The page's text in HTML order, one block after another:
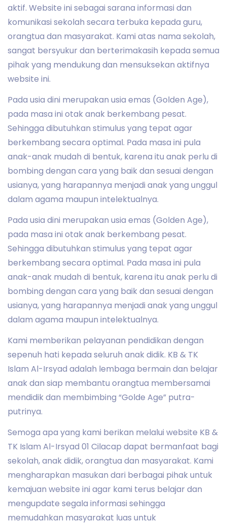
aktif. Website ini sebagai sarana informasi dan
komunikasi sekolah secara terbuka kepada guru,
orangtua dan masyarakat. Kami atas nama sekolah,
sangat bersyukur dan berterimakasih kepada semua
pihak yang mendukung dan mensuksekan aktifnya
website ini.
Pada usia dini merupakan usia emas (Golden Age),
pada masa ini otak anak berkembang pesat.
Sehingga dibutuhkan stimulus yang tepat agar
berkembang secara optimal. Pada masa ini pula
anak-anak mudah di bentuk, karena itu anak perlu di
bombing dengan cara yang baik dan sesuai dengan
usianya, yang harapannya menjadi anak yang unggul
dalam agama maupun intelektualnya.
Pada usia dini merupakan usia emas (Golden Age),
pada masa ini otak anak berkembang pesat.
Sehingga dibutuhkan stimulus yang tepat agar
berkembang secara optimal. Pada masa ini pula
anak-anak mudah di bentuk, karena itu anak perlu di
bombing dengan cara yang baik dan sesuai dengan
usianya, yang harapannya menjadi anak yang unggul
dalam agama maupun intelektualnya.
Kami memberikan pelayanan pendidikan dengan
sepenuh hati kepada seluruh anak didik. KB & TK
Islam Al-Irsyad adalah lembaga bermain dan belajar
anak dan siap membantu orangtua membersamai
mendidik dan membimbing “Golde Age” putra-
putrinya.
Semoga apa yang kami berikan melalui website KB &
TK Islam Al-Irsyad 01 Cilacap dapat bermanfaat bagi
sekolah, anak didik, orangtua dan masyarakat. Kami
mengharapkan masukan dari berbagai pihak untuk
kemajuan website ini agar kami terus belajar dan
mengupdate segala informasi sehingga
memudahkan masyarakat luas untuk